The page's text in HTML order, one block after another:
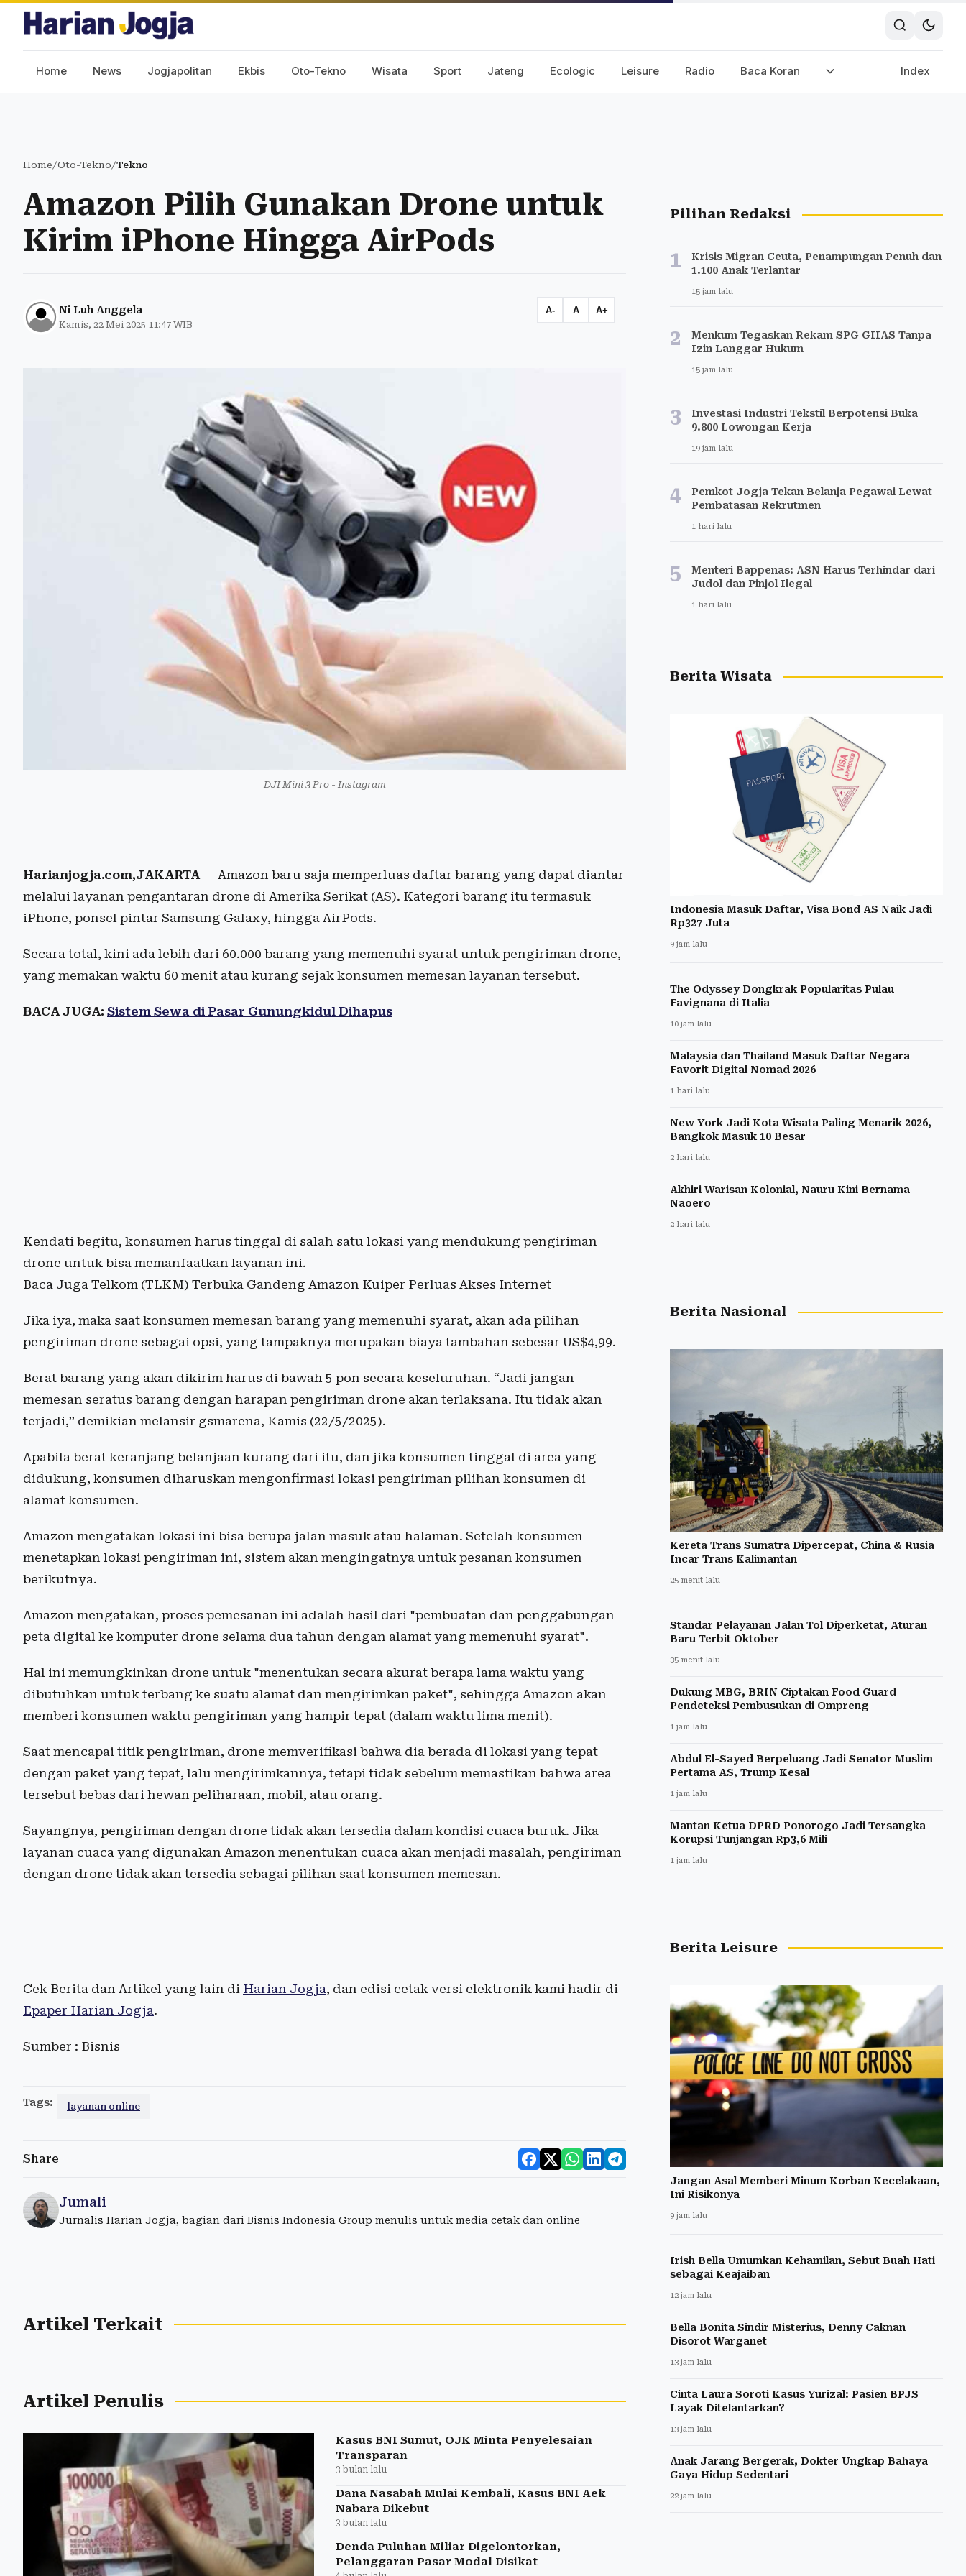
Home News Jogjapolitan Ekbis Oto-Tekno Wisata Sport Jateng Ecologic Leisure Radio Baca Koran Index
Home/Oto-Tekno/Tekno
Amazon Pilih Gunakan Drone untuk
Kirim iPhone Hingga AirPods
Ni Luh Anggela
Kamis, 22 Mei 2025 11:47 WIB
A- A A+
DJI Mini 3 Pro - Instagram
Harianjogja.com,JAKARTA — Amazon baru saja memperluas daftar barang yang dapat diantar
melalui layanan pengantaran drone di Amerika Serikat (AS). Kategori barang itu termasuk
iPhone, ponsel pintar Samsung Galaxy, hingga AirPods.
Secara total, kini ada lebih dari 60.000 barang yang memenuhi syarat untuk pengiriman drone,
yang memakan waktu 60 menit atau kurang sejak konsumen memesan layanan tersebut.
BACA JUGA: Sistem Sewa di Pasar Gunungkidul Dihapus
Kendati begitu, konsumen harus tinggal di salah satu lokasi yang mendukung pengiriman
drone untuk bisa memanfaatkan layanan ini.
Baca Juga Telkom (TLKM) Terbuka Gandeng Amazon Kuiper Perluas Akses Internet
Jika iya, maka saat konsumen memesan barang yang memenuhi syarat, akan ada pilihan
pengiriman drone sebagai opsi, yang tampaknya merupakan biaya tambahan sebesar US$4,99.
Berat barang yang akan dikirim harus di bawah 5 pon secara keseluruhan. “Jadi jangan
memesan seratus barang dengan harapan pengiriman drone akan terlaksana. Itu tidak akan
terjadi,” demikian melansir gsmarena, Kamis (22/5/2025).
Apabila berat keranjang belanjaan kurang dari itu, dan jika konsumen tinggal di area yang
didukung, konsumen diharuskan mengonfirmasi lokasi pengiriman pilihan konsumen di
alamat konsumen.
Amazon mengatakan lokasi ini bisa berupa jalan masuk atau halaman. Setelah konsumen
menetapkan lokasi pengiriman ini, sistem akan mengingatnya untuk pesanan konsumen
berikutnya.
Amazon mengatakan, proses pemesanan ini adalah hasil dari "pembuatan dan penggabungan
peta digital ke komputer drone selama dua tahun dengan alamat yang memenuhi syarat".
Hal ini memungkinkan drone untuk "menentukan secara akurat berapa lama waktu yang
dibutuhkan untuk terbang ke suatu alamat dan mengirimkan paket", sehingga Amazon akan
memberi konsumen waktu pengiriman yang hampir tepat (dalam waktu lima menit).
Saat mencapai titik pengiriman, drone memverifikasi bahwa dia berada di lokasi yang tepat
dengan paket yang tepat, lalu mengirimkannya, tetapi tidak sebelum memastikan bahwa area
tersebut bebas dari hewan peliharaan, mobil, atau orang.
Sayangnya, pengiriman dengan drone tidak akan tersedia dalam kondisi cuaca buruk. Jika
layanan cuaca yang digunakan Amazon menentukan cuaca akan menjadi masalah, pengiriman
dengan drone tidak akan tersedia sebagai pilihan saat konsumen memesan.
Cek Berita dan Artikel yang lain di Harian Jogja, dan edisi cetak versi elektronik kami hadir di
Epaper Harian Jogja.
Sumber : Bisnis
Tags: layanan online
Share
Jumali
Jurnalis Harian Jogja, bagian dari Bisnis Indonesia Group menulis untuk media cetak dan online
Artikel Terkait
Artikel Penulis
Kasus BNI Sumut, OJK Minta Penyelesaian
Transparan
3 bulan lalu
Dana Nasabah Mulai Kembali, Kasus BNI Aek
Nabara Dikebut
3 bulan lalu
Denda Puluhan Miliar Digelontorkan,
Pelanggaran Pasar Modal Disikat
Pilihan Redaksi
1
Krisis Migran Ceuta, Penampungan Penuh dan
1.100 Anak Terlantar
15 jam lalu
2
Menkum Tegaskan Rekam SPG GIIAS Tanpa
Izin Langgar Hukum
15 jam lalu
3
Investasi Industri Tekstil Berpotensi Buka
9.800 Lowongan Kerja
19 jam lalu
4
Pemkot Jogja Tekan Belanja Pegawai Lewat
Pembatasan Rekrutmen
1 hari lalu
5
Menteri Bappenas: ASN Harus Terhindar dari
Judol dan Pinjol Ilegal
1 hari lalu
Berita Wisata
Indonesia Masuk Daftar, Visa Bond AS Naik Jadi
Rp327 Juta
9 jam lalu
The Odyssey Dongkrak Popularitas Pulau
Favignana di Italia
10 jam lalu
Malaysia dan Thailand Masuk Daftar Negara
Favorit Digital Nomad 2026
1 hari lalu
New York Jadi Kota Wisata Paling Menarik 2026,
Bangkok Masuk 10 Besar
2 hari lalu
Akhiri Warisan Kolonial, Nauru Kini Bernama
Naoero
2 hari lalu
Berita Nasional
Kereta Trans Sumatra Dipercepat, China & Rusia
Incar Trans Kalimantan
25 menit lalu
Standar Pelayanan Jalan Tol Diperketat, Aturan
Baru Terbit Oktober
35 menit lalu
Dukung MBG, BRIN Ciptakan Food Guard
Pendeteksi Pembusukan di Ompreng
1 jam lalu
Abdul El-Sayed Berpeluang Jadi Senator Muslim
Pertama AS, Trump Kesal
1 jam lalu
Mantan Ketua DPRD Ponorogo Jadi Tersangka
Korupsi Tunjangan Rp3,6 Mili
1 jam lalu
Berita Leisure
Jangan Asal Memberi Minum Korban Kecelakaan,
Ini Risikonya
9 jam lalu
Irish Bella Umumkan Kehamilan, Sebut Buah Hati
sebagai Keajaiban
12 jam lalu
Bella Bonita Sindir Misterius, Denny Caknan
Disorot Warganet
13 jam lalu
Cinta Laura Soroti Kasus Yurizal: Pasien BPJS
Layak Ditelantarkan?
13 jam lalu
Anak Jarang Bergerak, Dokter Ungkap Bahaya
Gaya Hidup Sedentari
22 jam lalu